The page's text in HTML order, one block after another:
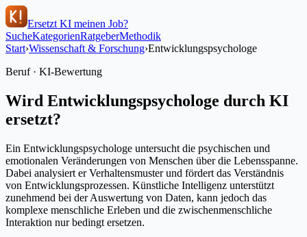
Ersetzt KI meinen Job?
SucheKategorienRatgeberMethodik
Start›Wissenschaft & Forschung›Entwicklungspsychologe
Beruf · KI-Bewertung
Wird Entwicklungspsychologe durch KI
ersetzt?
Ein Entwicklungspsychologe untersucht die psychischen und
emotionalen Veränderungen von Menschen über die Lebensspanne.
Dabei analysiert er Verhaltensmuster und fördert das Verständnis
von Entwicklungsprozessen. Künstliche Intelligenz unterstützt
zunehmend bei der Auswertung von Daten, kann jedoch das
komplexe menschliche Erleben und die zwischenmenschliche
Interaktion nur bedingt ersetzen.